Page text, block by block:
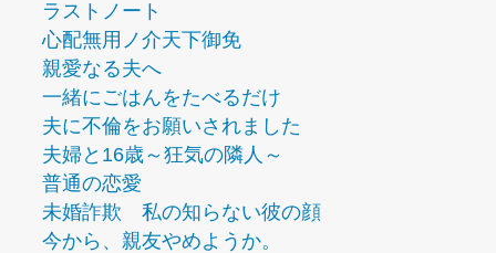
ラストノート
心配無用ノ介天下御免
親愛なる夫へ
一緒にごはんをたべるだけ
夫に不倫をお願いされました
夫婦と16歳～狂気の隣人～
普通の恋愛
未婚詐欺 私の知らない彼の顔
今から、親友やめようか。